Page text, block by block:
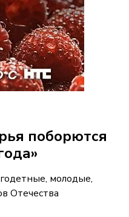
поборются
молодые,
Отечества